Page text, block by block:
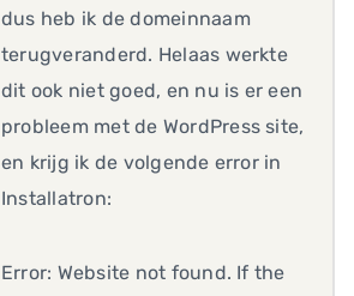
dus heb ik de domeinnaam
terugveranderd. Helaas werkte
dit ook niet goed, en nu is er een
probleem met de WordPress site,
en krijg ik de volgende error in
Installatron:
Error: Website not found. If the